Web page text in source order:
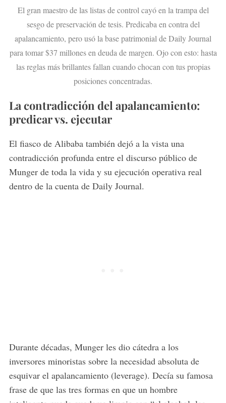
El gran maestro de las listas de control cayó en la trampa del
sesgo de preservación de tesis. Predicaba en contra del
apalancamiento, pero usó la base patrimonial de Daily Journal
para tomar $37 millones en deuda de margen. Ojo con esto: hasta
las reglas más brillantes fallan cuando chocan con tus propias
posiciones concentradas.
La contradicción del apalancamiento:
predicar vs. ejecutar
El fiasco de Alibaba también dejó a la vista una
contradicción profunda entre el discurso público de
Munger de toda la vida y su ejecución operativa real
dentro de la cuenta de Daily Journal.
Durante décadas, Munger les dio cátedra a los
inversores minoristas sobre la necesidad absoluta de
esquivar el apalancamiento (leverage). Decía su famosa
frase de que las tres formas en que un hombre
S
c
h
o
: